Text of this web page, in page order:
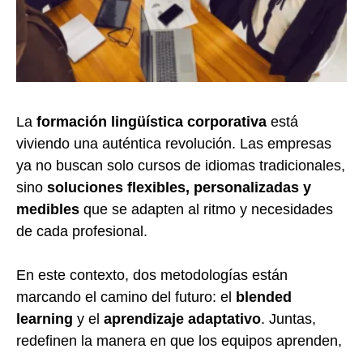
La formación lingüística corporativa está
viviendo una auténtica revolución. Las empresas
ya no buscan solo cursos de idiomas tradicionales,
sino soluciones flexibles, personalizadas y
medibles que se adapten al ritmo y necesidades
de cada profesional.
En este contexto, dos metodologías están
marcando el camino del futuro: el blended
learning y el aprendizaje adaptativo. Juntas,
redefinen la manera en que los equipos aprenden,